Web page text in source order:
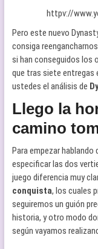
httpv://
Pero este nuevo
consiga
si han conseguidos los
que tras siete entregas
ustedes el análisis de
Llego la
camino
Para empezar hablando
especificar las dos
juego diferencia muy
conquista, los cuales
seguiremos un guión
historia, y otro modo
según vayamos